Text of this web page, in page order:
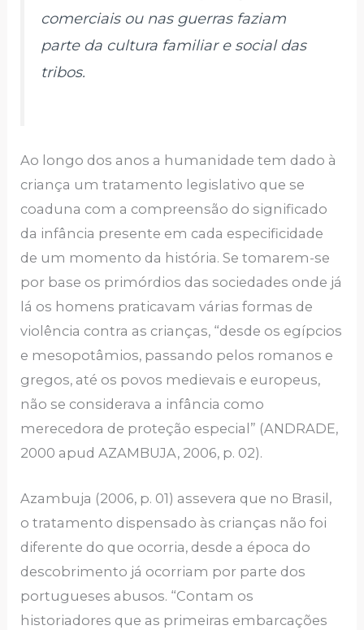
comerciais ou nas guerras faziam
parte da cultura familiar e social das
tribos.
Ao longo dos anos a humanidade tem dado à
criança um tratamento legislativo que se
coaduna com a compreensão do significado
da infância presente em cada especificidade
de um momento da história. Se tomarem-se
por base os primórdios das sociedades onde já
lá os homens praticavam várias formas de
violência contra as crianças, “desde os egípcios
e mesopotâmios, passando pelos romanos e
gregos, até os povos medievais e europeus,
não se considerava a infância como
merecedora de proteção especial” (ANDRADE,
2000 apud AZAMBUJA, 2006, p. 02).
Azambuja (2006, p. 01) assevera que no Brasil,
o tratamento dispensado às crianças não foi
diferente do que ocorria, desde a época do
descobrimento já ocorriam por parte dos
portugueses abusos. “Contam os
historiadores que as primeiras embarcações